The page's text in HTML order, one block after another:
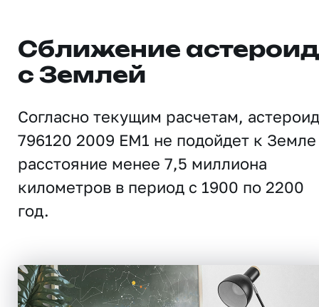
Сближение
с Землей
Согласно текущим расчетам, астероид
796120 2009 EM1 не подойдет к
расстояние менее 7,5 миллиона
километров в период с 1900 по 2200
год.